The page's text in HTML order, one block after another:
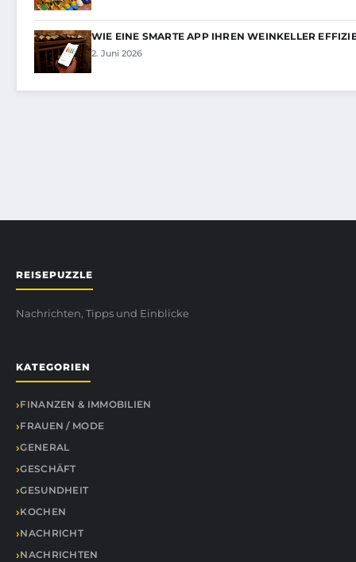
WIE EINE SMARTE APP IHREN WEINKELLER
2. Juni 2026
REISEPUZZLE
Nachrichten, Tipps und Einblicke
KATEGORIEN
FINANZEN & IMMOBILIEN
FRAUEN / MODE
GENERAL
GESCHÄFT
GESUNDHEIT
KOCHEN
NACHRICHT
NACHRICHTEN